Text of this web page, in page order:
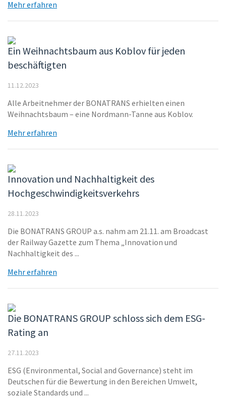
Mehr erfahren
Ein Weihnachtsbaum aus Koblov für jeden
beschäftigten
11.12.2023
Alle Arbeitnehmer der BONATRANS erhielten einen
Weihnachtsbaum – eine Nordmann-Tanne aus Koblov.
Mehr erfahren
Innovation und Nachhaltigkeit des
Hochgeschwindigkeitsverkehrs
28.11.2023
Die BONATRANS GROUP a.s. nahm am 21.11. am Broadcast
der Railway Gazette zum Thema „Innovation und
Nachhaltigkeit des ...
Mehr erfahren
Die BONATRANS GROUP schloss sich dem ESG-
Rating an
27.11.2023
ESG (Environmental, Social and Governance) steht im
Deutschen für die Bewertung in den Bereichen Umwelt,
soziale Standards und ...